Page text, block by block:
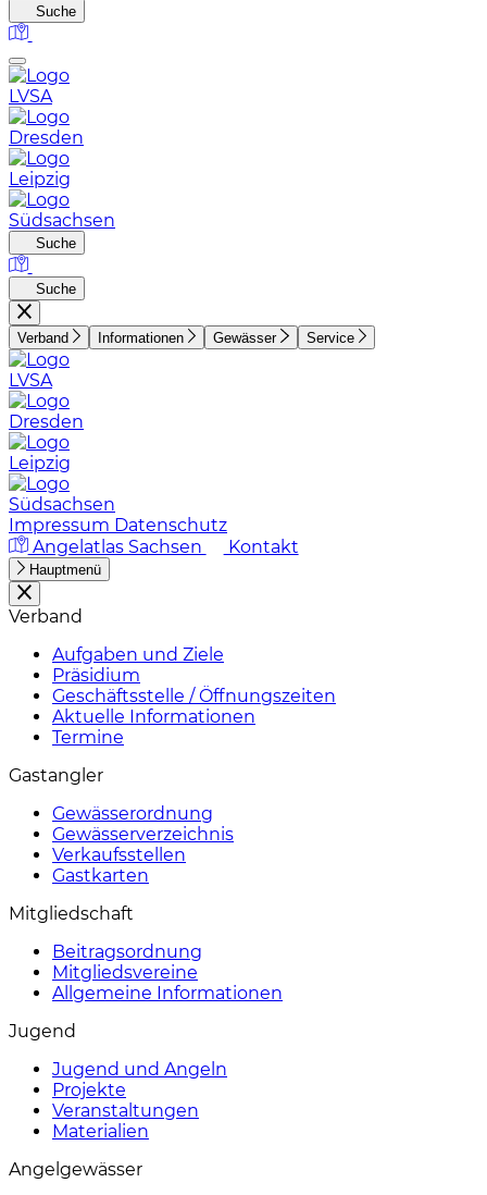
Suche
LVSA
Dresden
Leipzig
Südsachsen
Suche
Suche
Verband Informationen Gewässer Service
LVSA
Dresden
Leipzig
Südsachsen
Impressum Datenschutz
Angelatlas Sachsen
Kontakt
Hauptmenü
Verband
Aufgaben und Ziele
Präsidium
Geschäftsstelle / Öffnungszeiten
Aktuelle Informationen
Termine
Gastangler
Gewässerordnung
Gewässerverzeichnis
Verkaufsstellen
Gastkarten
Mitgliedschaft
Beitragsordnung
Mitgliedsvereine
Allgemeine Informationen
Jugend
Jugend und Angeln
Projekte
Veranstaltungen
Materialien
Angelgewässer